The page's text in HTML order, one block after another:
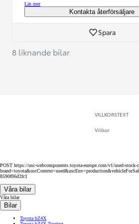
Läs mer
Kontakta återförsäljare
Spara
8 liknande bilar
VILLKORSTEXT
Villkor
POST https://usc-webcomponents.toyota-europe.com/v1/used-stock-
8590f06d2fc1
Våra bilar
Våra bilar
Bilar
Toyota bZ4X